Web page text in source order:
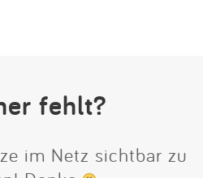
fehlt?
im Netz sichtbar zu